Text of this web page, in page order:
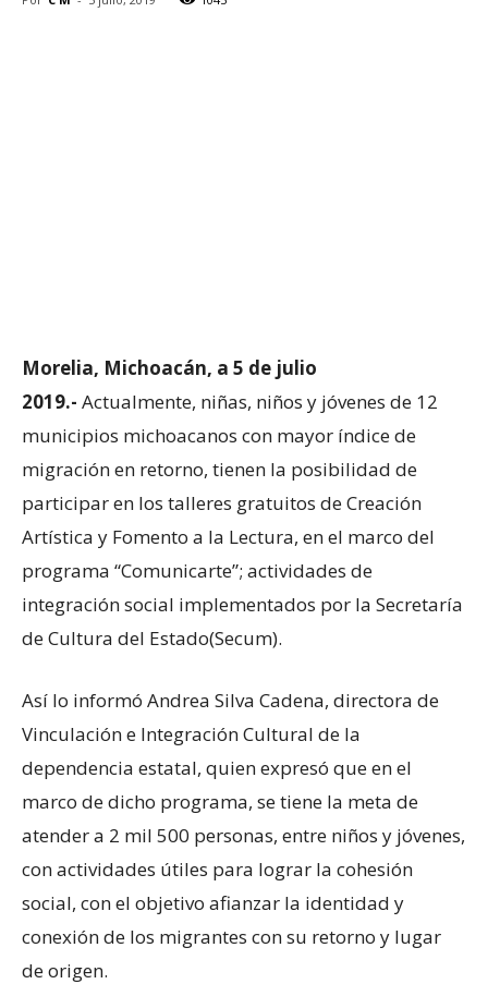
Morelia, Michoacán, a 5 de julio
2019.- Actualmente, niñas, niños y jóvenes de 12
municipios michoacanos con mayor índice de
migración en retorno, tienen la posibilidad de
participar en los talleres gratuitos de Creación
Artística y Fomento a la Lectura, en el marco del
programa “Comunicarte”; actividades de
integración social implementados por la Secretaría
de Cultura del Estado(Secum).
Así lo informó Andrea Silva Cadena, directora de
Vinculación e Integración Cultural de la
dependencia estatal, quien expresó que en el
marco de dicho programa, se tiene la meta de
atender a 2 mil 500 personas, entre niños y jóvenes,
con actividades útiles para lograr la cohesión
social, con el objetivo afianzar la identidad y
conexión de los migrantes con su retorno y lugar
de origen.